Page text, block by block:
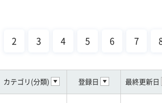
2 3 4 5 6 7
カテゴリ(分類) 登録日 最終更新日